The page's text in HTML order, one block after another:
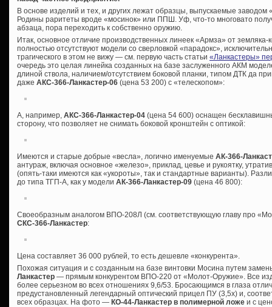
В основе изделий и тех, и других лежат образцы, выпускаемые
Родины раритеты вроде «мосинок» или ППШ. Уф, что-то многовато
абзаца, пора переходить к собственно оружию.
Итак, основное отличие производственных линеек «Армза» от земляка-
полностью отсутствуют модели со сверловкой «парадокс»,
трагического в этом не вижу — см. первую часть статьи «Ланкастеры»
очередь это целая линейка созданных на базе заслуженного АКМ
длиной ствола, наличием/отсутствием боковой планки, типом ДТК да
даже АКС-366-Ланкастер-06 (цена 53 200) с «телескопом»:
А, например, АКС-366-Ланкастер-04 (цена 54 600) оснащен
сторону, что позволяет не снимать боковой кронштейн с оптикой:
Имеются и старые добрые «весла», логично именуемые АК-366-
антураж, включая основное «железо», приклад, цевье и рукоятку,
(опять-таки имеются как «укороты», так и стандартные варианты).
до типа ТГП-А, как у модели АК-366-Ланкастер-09 (цена 46 800):
Своеобразным аналогом ВПО-208Л (см. соответствующую главу про
СКС-366-Ланкастер:
Цена составляет 36 000 рублей, то есть дешевле «конкурента».
Похожая ситуация и с созданным на базе винтовки Мосина путем
Ланкастер — прямым конкурентом ВПО-220 от «Молот-Оружие». Все
более серьезном во всех отношениях 9,6/53. Бросающимся в глаза
предустановленный легендарный оптический прицел ПУ (3,5х) и,
всех образцах. На фото — КО-44-Ланкастер в полимерной ложе и с